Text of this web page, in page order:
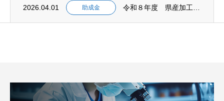
2026.04.01 助成金